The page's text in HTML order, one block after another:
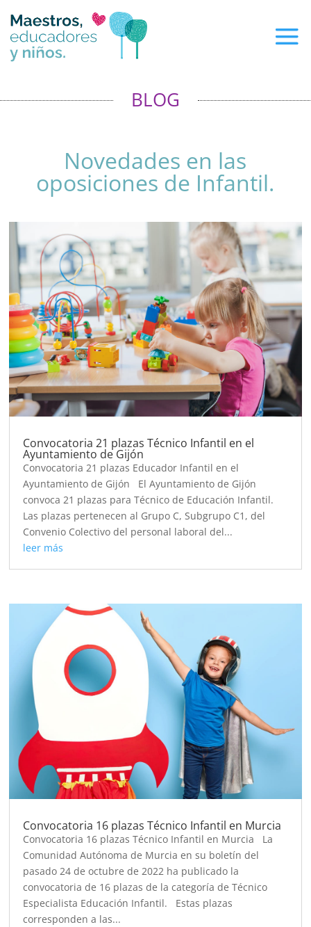
BLOG
Novedades en las
oposiciones de Infantil.
Convocatoria 21 plazas Técnico Infantil en el
Ayuntamiento de Gijón
Convocatoria 21 plazas Educador Infantil en el
Ayuntamiento de Gijón El Ayuntamiento de Gijón
convoca 21 plazas para Técnico de Educación Infantil.
Las plazas pertenecen al Grupo C, Subgrupo C1, del
Convenio Colectivo del personal laboral del...
leer más
Convocatoria 16 plazas Técnico Infantil en Murcia
Convocatoria 16 plazas Técnico Infantil en Murcia La
Comunidad Autónoma de Murcia en su boletín del
pasado 24 de octubre de 2022 ha publicado la
convocatoria de 16 plazas de la categoría de Técnico
Especialista Educación Infantil. Estas plazas
corresponden a las...